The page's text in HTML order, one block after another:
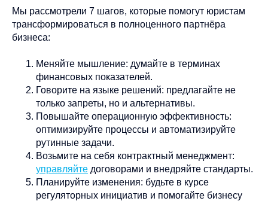
Мы рассмотрели 7 шагов, которые помогут юристам
трансформироваться в полноценного партнёра
бизнеса:
Меняйте мышление: думайте в терминах
финансовых показателей.
Говорите на языке решений: предлагайте не
только запреты, но и альтернативы.
Повышайте операционную эффективность:
оптимизируйте процессы и автоматизируйте
рутинные задачи.
Возьмите на себя контрактный менеджмент:
управляйте договорами и внедряйте стандарты.
Планируйте изменения: будьте в курсе
регуляторных инициатив и помогайте бизнесу